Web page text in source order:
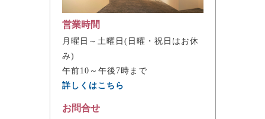
営業時間
月曜日～土曜日(日曜・祝日はお休
み)
午前10～午後7時まで
詳しくはこちら
お問合せ